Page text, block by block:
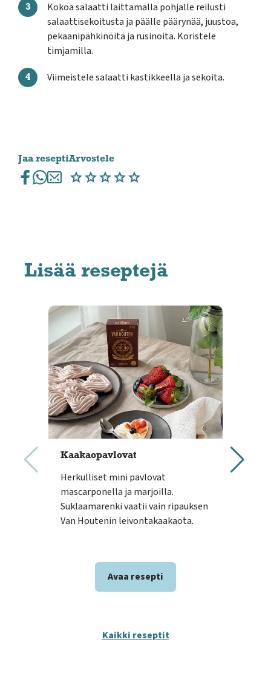
Kokoa salaatti laittamalla pohjalle reilusti
salaattisekoitusta ja päälle päärynää, juustoa,
pekaanipähkinöitä ja rusinoita. Koristele
timjamilla.
Viimeistele salaatti kastikkeella ja sekoita.
Jaa reseptiArvostele
Lisää reseptejä
Kaakaopavlovat
Herkulliset mini pavlovat
mascarponella ja marjoilla.
Suklaamarenki vaatii vain ripauksen
Van Houtenin leivontakaakaota.
Avaa resepti
Kaikki reseptit